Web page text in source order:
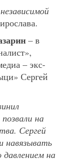
– в
– экс-
Сергей
на
Сергей
навязывать
на